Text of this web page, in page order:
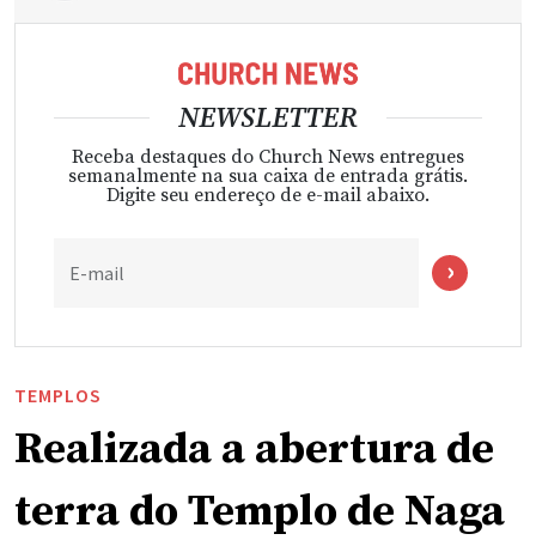
NEWSLETTER
Receba destaques do Church News entregues
semanalmente na sua caixa de entrada grátis.
Digite seu endereço de e-mail abaixo.
E-mail
TEMPLOS
Realizada a abertura de
terra do Templo de Naga